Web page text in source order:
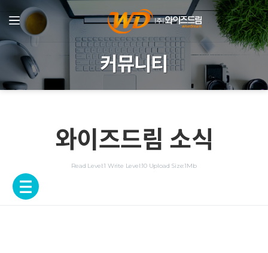
커뮤니티
와이즈드림 소식
Read Level:1 Write Level:10 Upload Size:1Mb